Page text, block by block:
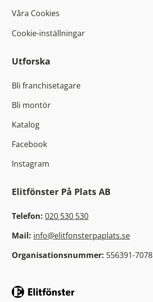
Våra Cookies
Cookie-inställningar
Utforska
Bli franchisetagare
Bli montör
Katalog
Facebook
Instagram
Elitfönster På Plats AB
Telefon: 020 530 530
Mail: info@elitfonsterpaplats.se
Organisationsnummer: 556391-7078